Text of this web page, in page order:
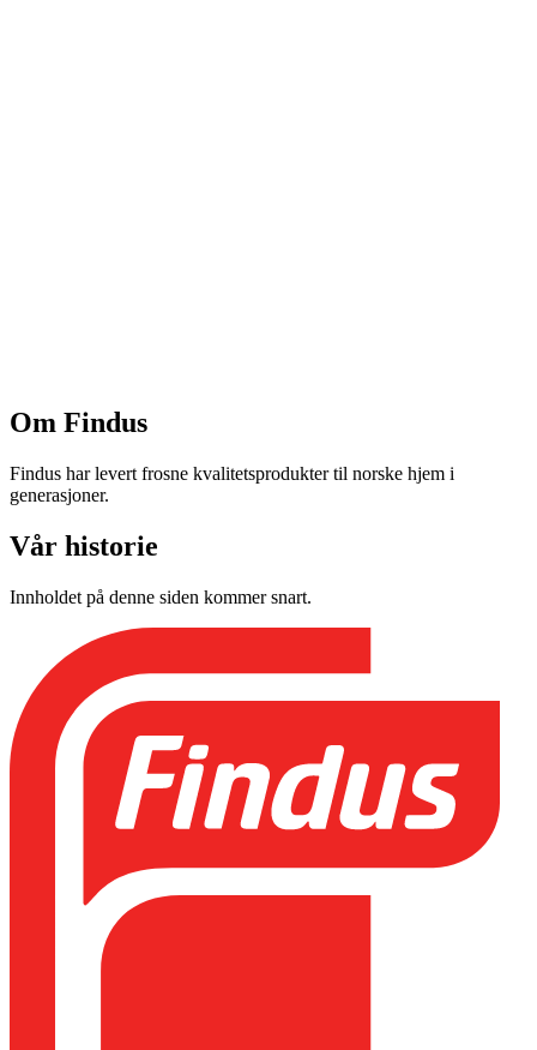
Om Findus
Findus har levert frosne kvalitetsprodukter til norske hjem i
generasjoner.
Vår historie
Innholdet på denne siden kommer snart.